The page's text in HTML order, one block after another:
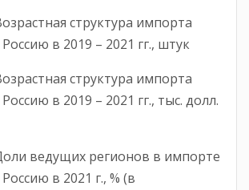
структура импорта
Россию в 2019 – 2021 гг., штук
структура импорта
в 2019 – 2021 гг., тыс. долл.
ведущих регионов в импорте
в 2021 г., % (в